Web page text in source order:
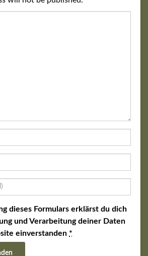
dieses Formulars erklärst du dich
und Verarbeitung deiner Daten
einverstanden *